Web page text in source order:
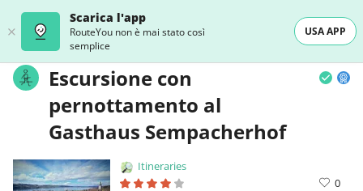
Scarica l'app
RouteYou non è mai stato così
semplice
USA APP
Escursione con
pernottamento al
Gasthaus Sempacherhof
Itineraries
0